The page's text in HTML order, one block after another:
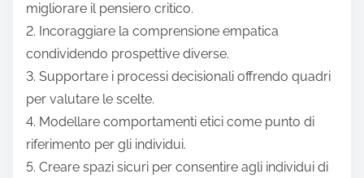
migliorare il pensiero critico.
2. Incoraggiare la comprensione empatica
condividendo prospettive diverse.
3. Supportare i processi decisionali offrendo quadri
per valutare le scelte.
4. Modellare comportamenti etici come punto di
riferimento per gli individui.
5. Creare spazi sicuri per consentire agli individui di